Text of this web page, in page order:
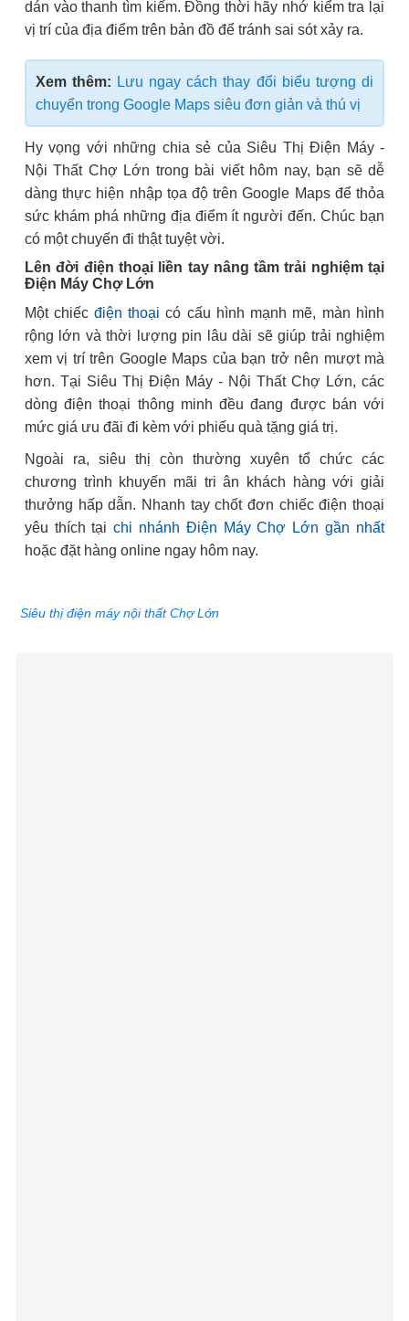
dán vào thanh tìm kiếm. Đồng thời hãy nhớ kiểm tra lại
vị trí của địa điểm trên bản đồ để tránh sai sót xảy ra.
Xem thêm: Lưu ngay cách thay đổi biểu tượng di
chuyển trong Google Maps siêu đơn giản và thú vị
Hy vọng với những chia sẻ của Siêu Thị Điện Máy -
Nội Thất Chợ Lớn trong bài viết hôm nay, bạn sẽ dễ
dàng thực hiện nhập tọa độ trên Google Maps để thỏa
sức khám phá những địa điểm ít người đến. Chúc bạn
có một chuyến đi thật tuyệt vời.
Lên đời điện thoại liền tay nâng tầm trải nghiệm tại
Điện Máy Chợ Lớn
Một chiếc điện thoại có cấu hình mạnh mẽ, màn hình
rộng lớn và thời lượng pin lâu dài sẽ giúp trải nghiệm
xem vị trí trên Google Maps của bạn trở nên mượt mà
hơn. Tại Siêu Thị Điện Máy - Nội Thất Chợ Lớn, các
dòng điện thoại thông minh đều đang được bán với
mức giá ưu đãi đi kèm với phiếu quà tặng giá trị.
Ngoài ra, siêu thị còn thường xuyên tổ chức các
chương trình khuyến mãi tri ân khách hàng với giải
thưởng hấp dẫn. Nhanh tay chốt đơn chiếc điện thoại
yêu thích tại chi nhánh Điện Máy Chợ Lớn gần nhất
hoặc đặt hàng online ngay hôm nay.
Siêu thị điện máy nội thất Chợ Lớn